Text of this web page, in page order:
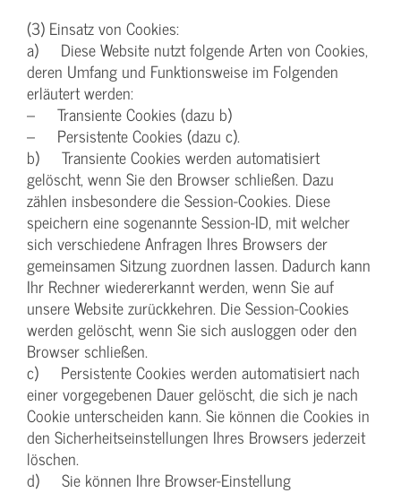
(3) Einsatz von Cookies:
a) Diese Website nutzt folgende Arten von Cookies,
deren Umfang und Funktionsweise im Folgenden
erläutert werden:
– Transiente Cookies (dazu b)
– Persistente Cookies (dazu c).
b) Transiente Cookies werden automatisiert
gelöscht, wenn Sie den Browser schließen. Dazu
zählen insbesondere die Session-Cookies. Diese
speichern eine sogenannte Session-ID, mit welcher
sich verschiedene Anfragen Ihres Browsers der
gemeinsamen Sitzung zuordnen lassen. Dadurch kann
Ihr Rechner wiedererkannt werden, wenn Sie auf
unsere Website zurückkehren. Die Session-Cookies
werden gelöscht, wenn Sie sich ausloggen oder den
Browser schließen.
c) Persistente Cookies werden automatisiert nach
einer vorgegebenen Dauer gelöscht, die sich je nach
Cookie unterscheiden kann. Sie können die Cookies in
den Sicherheitseinstellungen Ihres Browsers jederzeit
löschen.
d) Sie können Ihre Browser-Einstellung